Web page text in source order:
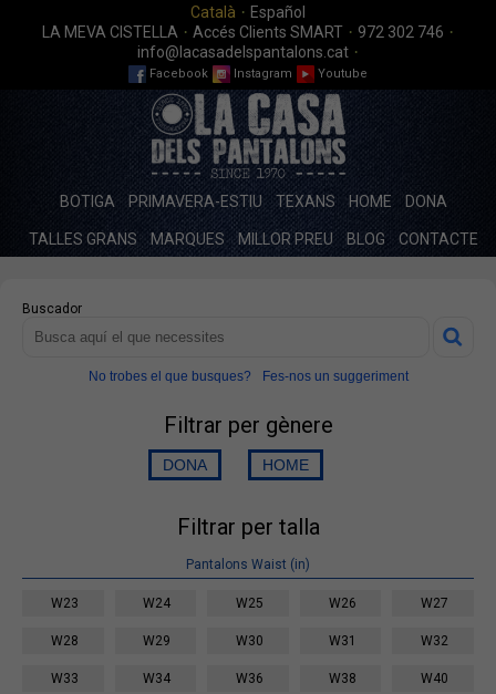
Català · Español
LA MEVA CISTELLA · Accés Clients SMART · 972 302 746 ·
info@lacasadelspantalons.cat ·
Facebook Instagram Youtube
BOTIGA PRIMAVERA-ESTIU TEXANS HOME DONA
TALLES GRANS MARQUES MILLOR PREU BLOG CONTACTE
Buscador
No trobes el que busques? Fes-nos un suggeriment
Filtrar per gènere
Filtrar per talla
Pantalons Waist (in)
W23 W24 W25 W26 W27
W28 W29 W30 W31 W32
W33 W34 W36 W38 W40